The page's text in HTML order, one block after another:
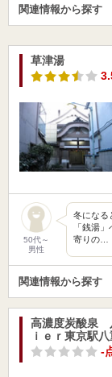
関連情報から探す
草津湯
50代～
男性
冬になる
「銭湯
寄りの…
関連情報から探す
高濃度炭酸泉
ｉｅｒ東京駅
-